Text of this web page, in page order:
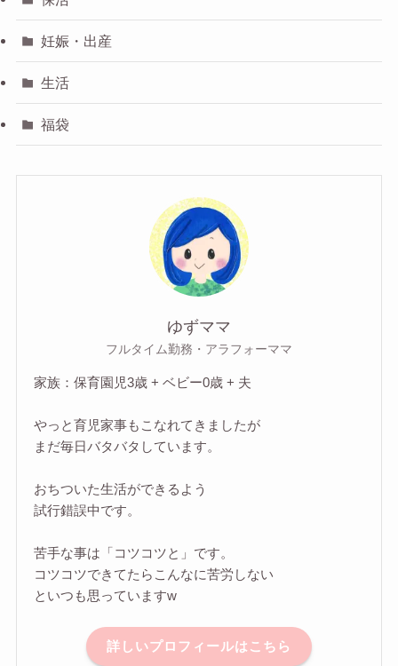
妊娠・出産
生活
福袋
ゆずママ
フルタイム勤務・アラフォーママ
家族：保育園児3歳 + ベビー0歳 + 夫
やっと育児家事もこなれてきましたが
まだ毎日バタバタしています。
おちついた生活ができるよう
試行錯誤中です。
苦手な事は「コツコツと」です。
コツコツできてたらこんなに苦労しない
といつも思っていますw
詳しいプロフィールはこちら